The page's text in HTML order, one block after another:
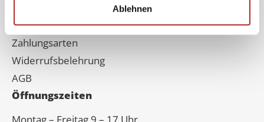
Ablehnen
Versand
Zahlungsarten
Widerrufsbelehrung
AGB
Öffnungszeiten